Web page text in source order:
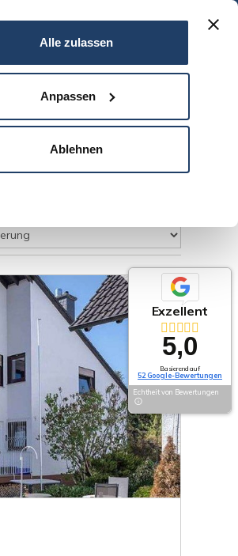
Alle zulassen
Anpassen
Ablehnen
Exzellent
5,0
Basierend auf
52 Google-Bewertungen
Echtheit von Bewertungen